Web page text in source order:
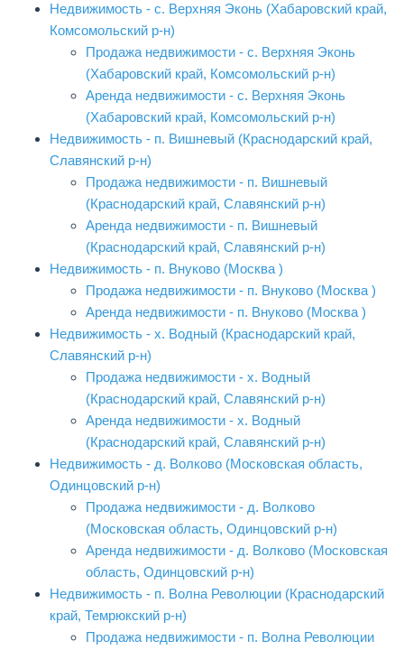
Недвижимость - с. Верхняя Эконь (Хабаровский край,
Комсомольский р-н)
Продажа недвижимости - с. Верхняя Эконь
(Хабаровский край, Комсомольский р-н)
Аренда недвижимости - с. Верхняя Эконь
(Хабаровский край, Комсомольский р-н)
Недвижимость - п. Вишневый (Краснодарский край,
Славянский р-н)
Продажа недвижимости - п. Вишневый
(Краснодарский край, Славянский р-н)
Аренда недвижимости - п. Вишневый
(Краснодарский край, Славянский р-н)
Недвижимость - п. Внуково (Москва )
Продажа недвижимости - п. Внуково (Москва )
Аренда недвижимости - п. Внуково (Москва )
Недвижимость - х. Водный (Краснодарский край,
Славянский р-н)
Продажа недвижимости - х. Водный
(Краснодарский край, Славянский р-н)
Аренда недвижимости - х. Водный
(Краснодарский край, Славянский р-н)
Недвижимость - д. Волково (Московская область,
Одинцовский р-н)
Продажа недвижимости - д. Волково
(Московская область, Одинцовский р-н)
Аренда недвижимости - д. Волково (Московская
область, Одинцовский р-н)
Недвижимость - п. Волна Революции (Краснодарский
край, Темрюкский р-н)
Продажа недвижимости - п. Волна Революции